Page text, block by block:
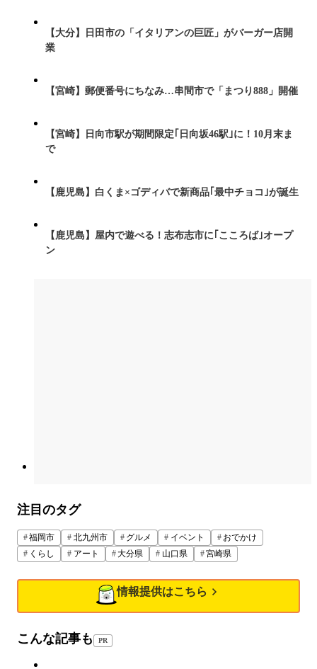
【大分】日田市の「イタリアンの巨匠」がバーガー店開
業
【宮崎】郵便番号にちなみ…串間市で「まつり888」開催
【宮崎】日向市駅が期間限定｢日向坂46駅｣に！10月末ま
で
【鹿児島】白くま×ゴディバで新商品｢最中チョコ｣が誕生
【鹿児島】屋内で遊べる！志布志市に｢こころば｣オープ
ン
注目のタグ
福岡市 北九州市 グルメ イベント
おでかけ
くらし
アート 大分県 山口県 宮崎県
情報提供はこちら
こんな記事も PR